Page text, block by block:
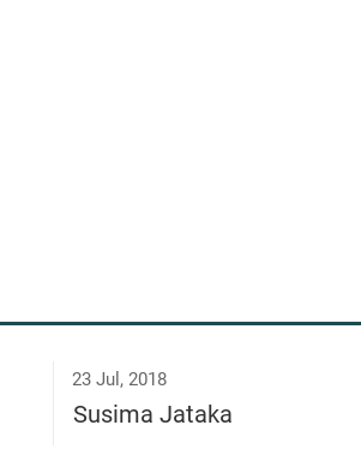
23 Jul, 2018
Susima Jataka